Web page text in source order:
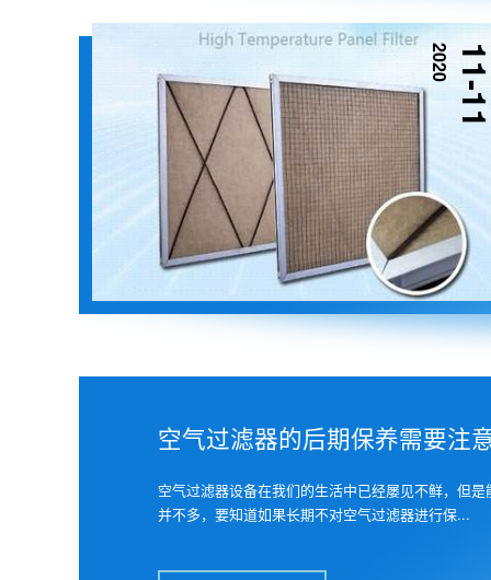
2020
空气过滤器的后期保养需要注
空气过滤器设备在我们的生活中已经屡见不鲜，但
并不多，要知道如果长期不对空气过滤器进行保...